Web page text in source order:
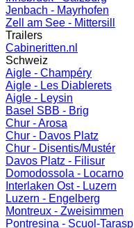
Jenbach - Mayrhofen
Zell am See - Mittersill
Trailers
Cabineritten.nl
Schweiz
Aigle - Champéry
Aigle - Les Diablerets
Aigle - Leysin
Basel SBB - Brig
Chur - Arosa
Chur - Davos Platz
Chur - Disentis/Mustér
Davos Platz - Filisur
Domodossola - Locarno
Interlaken Ost - Luzern
Luzern - Engelberg
Montreux - Zweisimmen
Pontresina - Scuol-Tarasp